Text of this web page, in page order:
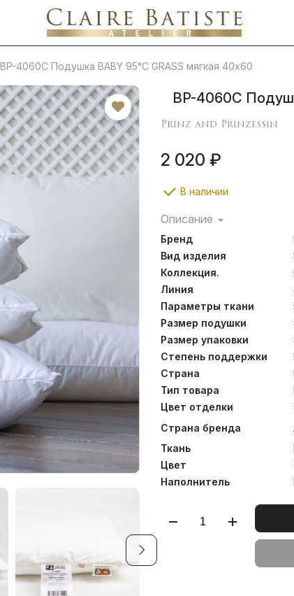
BP-4060C Подушка BABY 95°C GRASS мягкая 40х60
BP-4060C
Prinz and Prinzessin
2 020 ₽
В наличии
Описание
Подушки, одеяла и
подойдут детям с
безопасности
состоит из 100%
Специально
защищает постель от
Полиэфирные 4-
износостойкостью,
эластичности волокна
при температуре до
Бренд
Вид изделия
Коллекция.
Линия
Параметры ткани
Размер подушки
Размер упаковки
Степень поддержки
Страна
Тип товара
Цвет отделки
Страна бренда
Ткань
Цвет
Наполнитель